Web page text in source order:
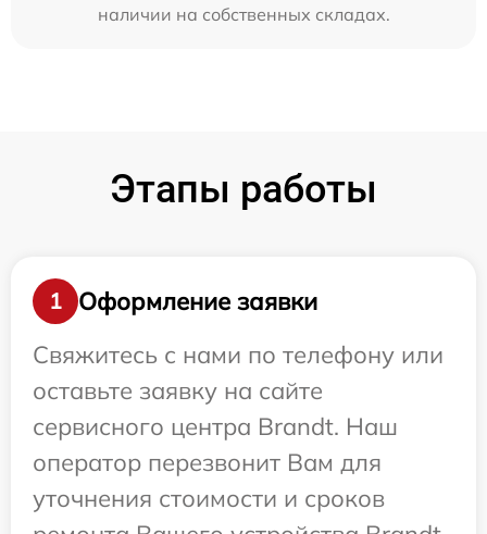
наличии на собственных складах.
Этапы работы
1
Оформление заявки
Свяжитесь с нами по телефону или
оставьте заявку на сайте
сервисного центра Brandt. Наш
оператор перезвонит Вам для
уточнения стоимости и сроков